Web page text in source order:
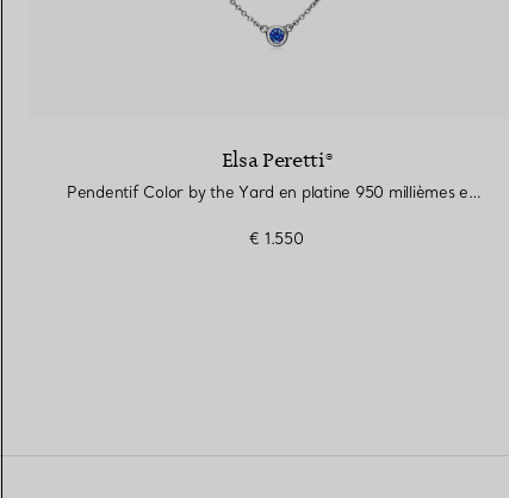
Elsa Peretti®
Pendentif Color by the Yard en platine 950 millièmes et saphir
€ 1.550